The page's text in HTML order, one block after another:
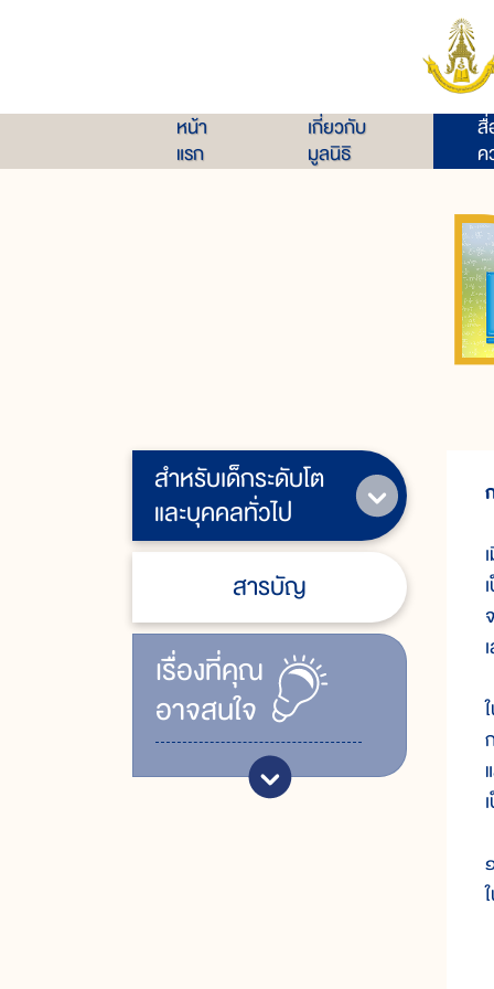
หน้า
แรก
เกี่ยวกับ
มูลนิธิ
สื่
ค
สำหรับเด็กระดับโต
และบุคคลทั่วไป
สารบัญ
เรื่ิองที่คุณ
อาจสนใจ